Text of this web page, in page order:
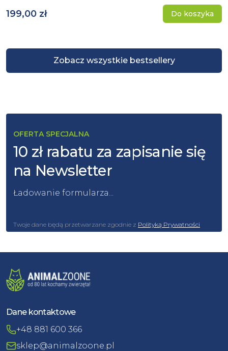
Zobacz wszystkie bestsellery
199,00 zł Do koszyka
OFERTA SPECJALNA
10 zł rabatu za zapisanie się
na Newsletter
Ładowanie formularza...
Twoje dane będą przetwarzane zgodnie z Polityką Prywatności
Dane kontaktowe
+48 881 600 366
sklep@animalzoone.pl